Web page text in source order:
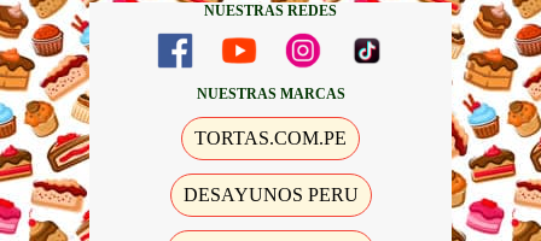
NUESTRAS REDES
NUESTRAS MARCAS
TORTAS.COM.PE
DESAYUNOS PERU